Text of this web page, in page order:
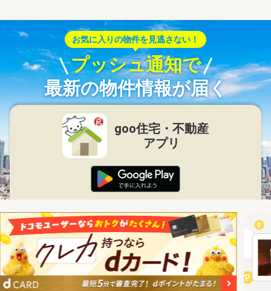
お気に入りの物件を見逃さない！
プッシュ通知で
最新の物件情報が届く
goo住宅・不動産
アプリ